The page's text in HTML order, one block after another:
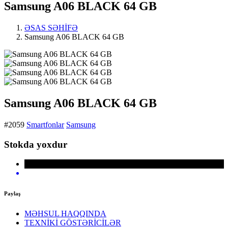
Samsung A06 BLACK 64 GB
ƏSAS SƏHİFƏ
Samsung A06 BLACK 64 GB
Samsung A06 BLACK 64 GB
#2059 Smartfonlar Samsung
Stokda yoxdur
Paylaş
MƏHSUL HAQQINDA
TEXNİKİ GÖSTƏRİCİLƏR